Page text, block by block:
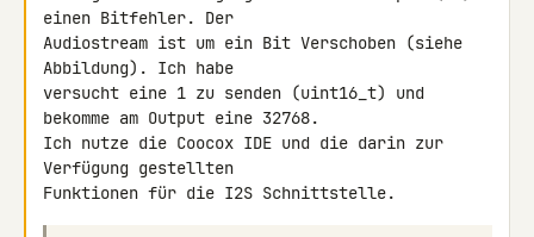
einen Bitfehler. Der
Audiostream ist um ein Bit Verschoben (siehe
Abbildung). Ich habe
versucht eine 1 zu senden (uint16_t) und
bekomme am Output eine 32768.
Ich nutze die Coocox IDE und die darin zur
Verfügung gestellten